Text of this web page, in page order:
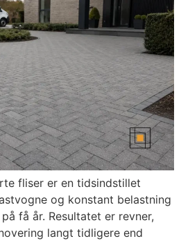
fliser er en tidsindstillet
og konstant belastning
få år. Resultatet er revner,
langt tidligere end